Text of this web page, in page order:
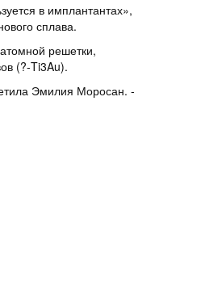
в имплантантах»,
сплава.
решетки,
(?-Ti3Au).
Эмилия Моросан. -